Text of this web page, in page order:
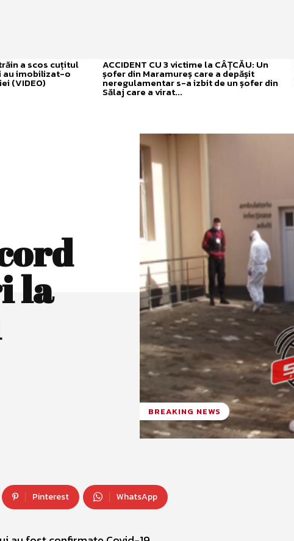
a scos cuțitul
au imobilizat-o
(VIDEO)
ACCIDENT CU 3 victime la CÂȚCĂU: Un
șofer din Maramureș care a depășit
neregulamentar s-a izbit de un șofer din
Sălaj care a virat...
la
BREAKING NEWS
Pinterest WhatsApp